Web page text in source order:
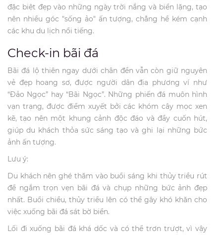
đặc biệt đẹp vào những ngày trời nắng và biển lặng, tạo
nên nhiều góc "sống ảo" ấn tượng, chẳng hề kém cạnh
các khu du lịch nổi tiếng.
Check-in bãi đá
Bãi đá lộ thiên ngay dưới chân đền vẫn còn giữ nguyên
vẻ đẹp hoang sơ, được người dân địa phương ví như
“Đảo Ngọc” hay “Bãi Ngọc”. Những phiến đá muôn hình
vạn trạng, được điểm xuyết bởi các khóm cây mọc xen
kẽ, tạo nên một khung cảnh độc đáo và đầy cuốn hút,
giúp du khách thỏa sức sáng tạo và ghi lại những bức
ảnh ấn tượng.
Lưu ý:
Du khách nên ghé thăm vào buổi sáng khi thủy triều rút
để ngắm trọn vẹn bãi đá và chụp những bức ảnh đẹp
nhất. Buổi chiều, thủy triều lên có thể gây khó khăn cho
việc xuống bãi đá sát bờ biển.
Lối đi xuống bãi đá khá dốc và có thể trơn trượt, vì vậy